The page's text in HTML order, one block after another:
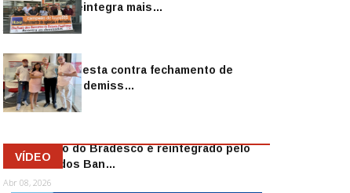
Fluminense reintegra mais…
Jul 14, 2026
Sindicato protesta contra fechamento de
agências e as demiss…
Mai 13, 2026
Funcionário do Bradesco é reintegrado pelo
Sindicato dos Ban…
Abr 08, 2026
VÍDEO